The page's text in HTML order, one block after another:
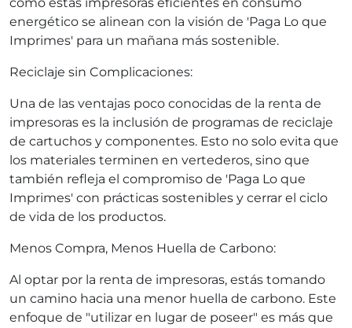
energético se alinean con la visión de 'Paga Lo que
Imprimes' para un mañana más sostenible.
Reciclaje sin Complicaciones:
Una de las ventajas poco conocidas de la renta de
impresoras es la inclusión de programas de reciclaje
de cartuchos y componentes. Esto no solo evita que
los materiales terminen en vertederos, sino que
también refleja el compromiso de 'Paga Lo que
Imprimes' con prácticas sostenibles y cerrar el ciclo
de vida de los productos.
Menos Compra, Menos Huella de Carbono:
Al optar por la renta de impresoras, estás tomando
un camino hacia una menor huella de carbono. Este
enfoque de "utilizar en lugar de poseer" es más que